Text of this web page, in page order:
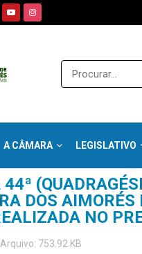
A CÂMARA LEGISLATIVO
DOS
NO
753.92 KB